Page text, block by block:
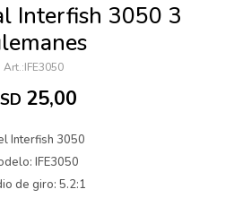
Interfish 3050 3
IFE3050
25,00
Interfish 3050
IFE3050
de giro: 5.2:1